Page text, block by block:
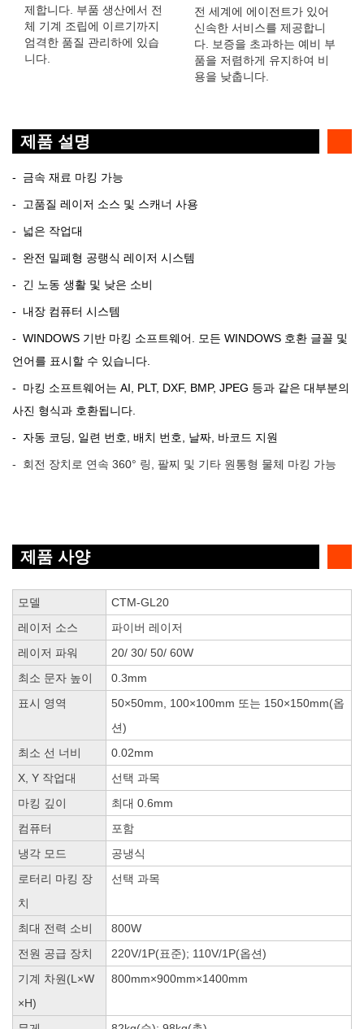
제합니다. 부품 생산에서 전
체 기계 조립에 이르기까지
엄격한 품질 관리하에 있습
니다.
전 세계에 에이전트가 있어
신속한 서비스를 제공합니
다. 보증을 초과하는 예비 부
품을 저렴하게 유지하여 비
용을 낮춥니다.
제품 설명
- 금속 재료 마킹 가능
- 고품질 레이저 소스 및 스캐너 사용
- 넓은 작업대
- 완전 밀폐형 공랭식 레이저 시스템
- 긴 노동 생활 및 낮은 소비
- 내장 컴퓨터 시스템
- WINDOWS 기반 마킹 소프트웨어. 모든 WINDOWS 호환 글꼴 및
언어를 표시할 수 있습니다.
- 마킹 소프트웨어는 AI, PLT, DXF, BMP, JPEG 등과 같은 대부분의
사진 형식과 호환됩니다.
- 자동 코딩, 일련 번호, 배치 번호, 날짜, 바코드 지원
- 회전 장치로 연속 360° 링, 팔찌 및 기타 원통형 물체 마킹 가능
제품 사양
모델
CTM-GL20
레이저 소스
파이버 레이저
레이저 파워
20/ 30/ 50/ 60W
최소 문자 높이
0.3mm
표시 영역
50×50mm, 100×100mm 또는 150×150mm(옵
션)
최소 선 너비
0.02mm
X, Y 작업대
선택 과목
마킹 깊이
최대 0.6mm
컴퓨터
포함
냉각 모드
공냉식
로터리 마킹 장
치
선택 과목
최대 전력 소비
800W
전원 공급 장치
220V/1P(표준); 110V/1P(옵션)
기계 차원(L×W
×H)
800mm×900mm×1400mm